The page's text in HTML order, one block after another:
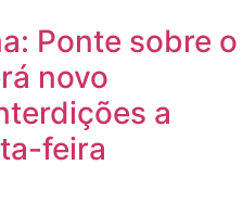
Ponte sobre o
novo
a
feira